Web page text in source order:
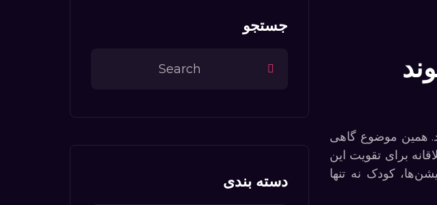
همین موضوع گاهی
برای تقویت این
کودک نه تنها
جستجو
دسته بندی